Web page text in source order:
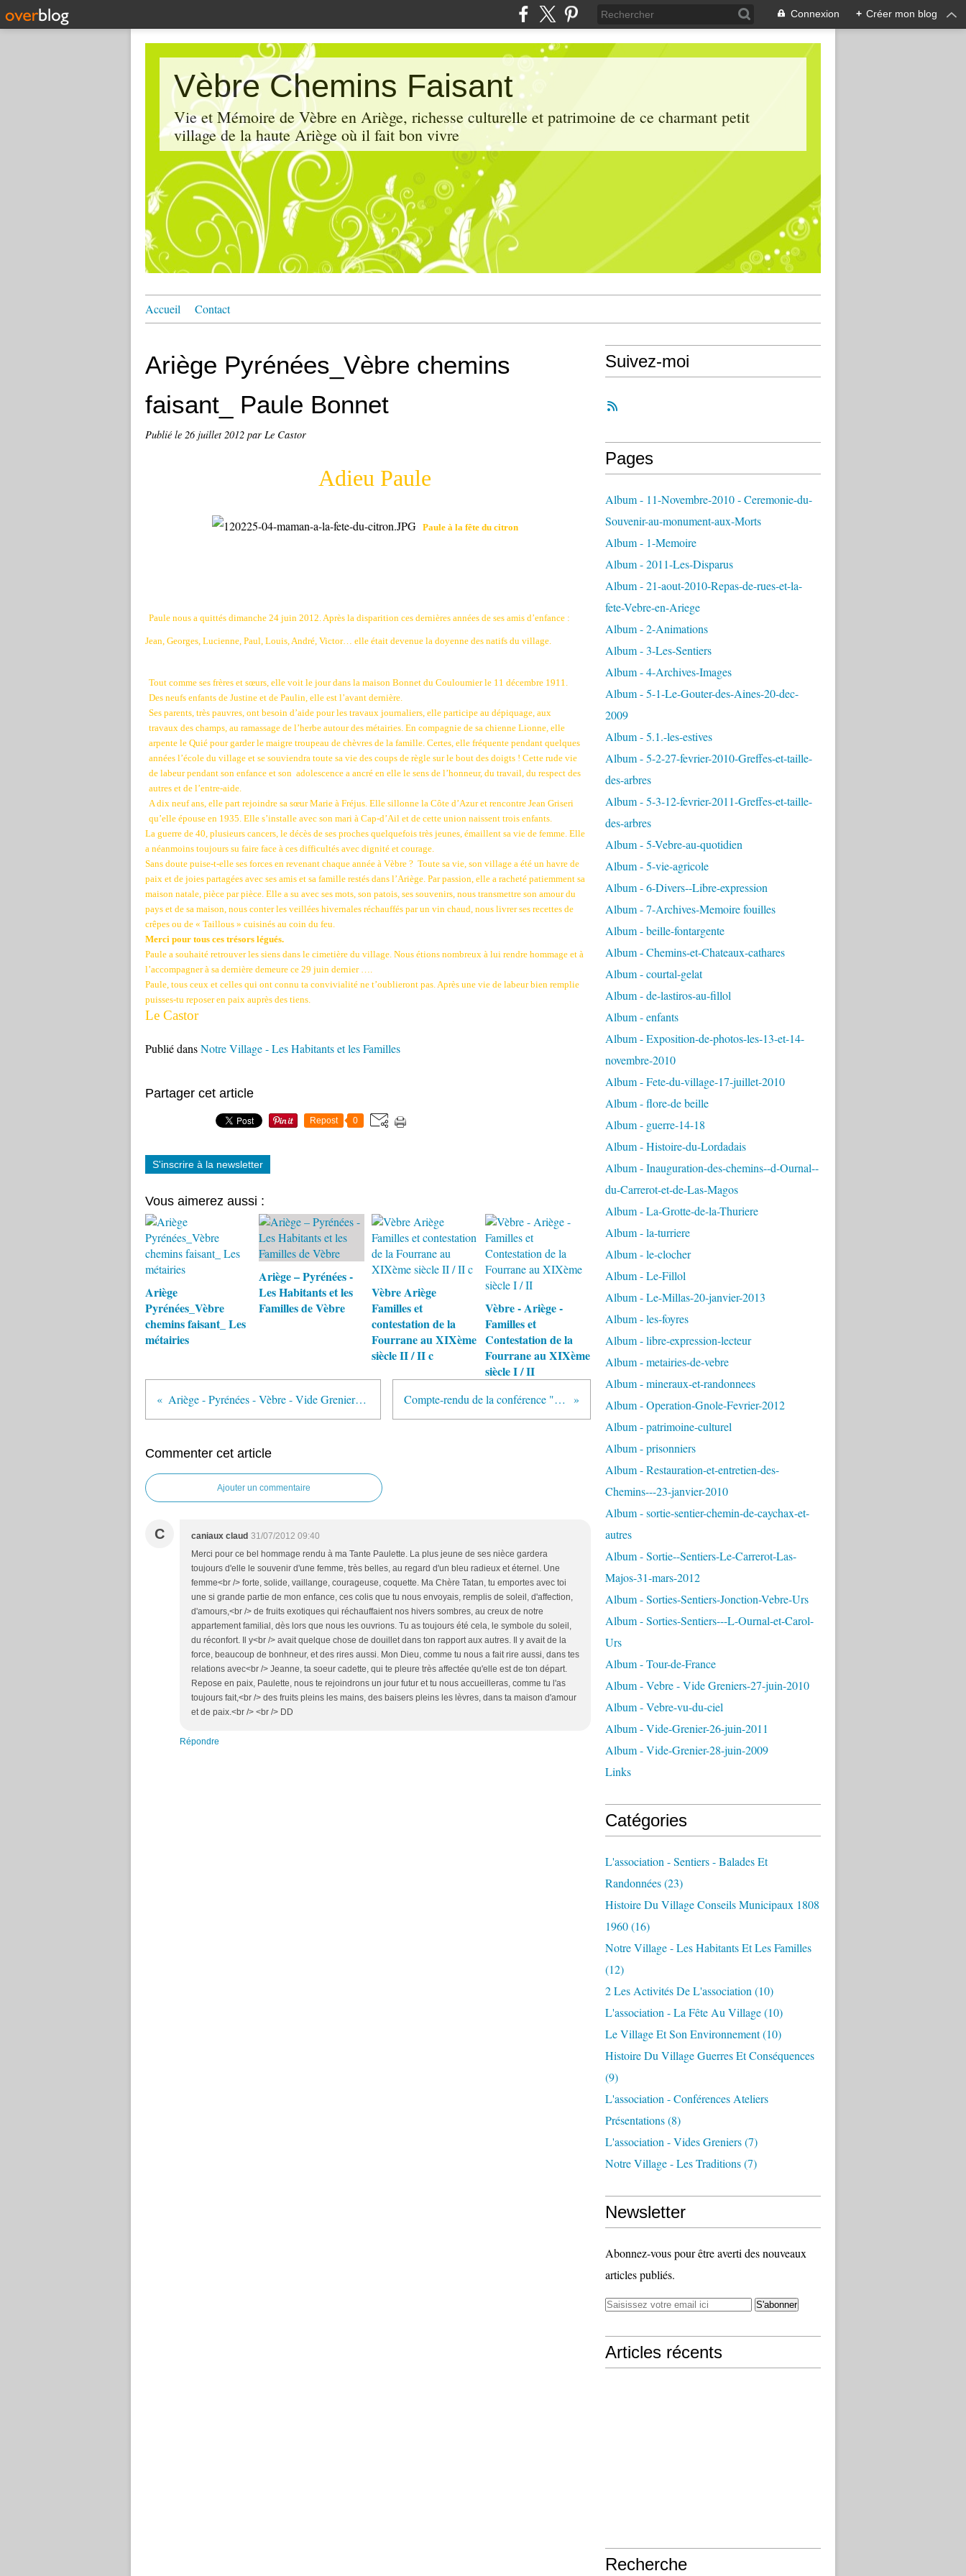
Connexion + Créer mon blog
Vèbre Chemins Faisant
Vie et Mémoire de Vèbre en Ariège, richesse culturelle et patrimoine de ce charmant petit
village de la haute Ariège où il fait bon vivre
Accueil Contact
Ariège Pyrénées_Vèbre chemins
faisant_ Paule Bonnet
Publié le 26 juillet 2012 par Le Castor
Adieu Paule
Paule à la fête du citron
Paule nous a quittés dimanche 24 juin 2012. Après la disparition ces dernières années de ses amis d’enfance :
Jean, Georges, Lucienne, Paul, Louis, André, Victor… elle était devenue la doyenne des natifs du village.
Tout comme ses frères et sœurs, elle voit le jour dans la maison Bonnet du Couloumier le 11 décembre 1911.
Des neufs enfants de Justine et de Paulin, elle est l’avant dernière.
Ses parents, très pauvres, ont besoin d’aide pour les travaux journaliers, elle participe au dépiquage, aux
travaux des champs, au ramassage de l’herbe autour des métairies. En compagnie de sa chienne Lionne, elle
arpente le Quié pour garder le maigre troupeau de chèvres de la famille. Certes, elle fréquente pendant quelques
années l’école du village et se souviendra toute sa vie des coups de règle sur le bout des doigts ! Cette rude vie
de labeur pendant son enfance et son adolescence a ancré en elle le sens de l’honneur, du travail, du respect des
autres et de l’entre-aide.
A dix neuf ans, elle part rejoindre sa sœur Marie à Fréjus. Elle sillonne la Côte d’Azur et rencontre Jean Griseri
qu’elle épouse en 1935. Elle s’installe avec son mari à Cap-d’Ail et de cette union naissent trois enfants.
La guerre de 40, plusieurs cancers, le décès de ses proches quelquefois très jeunes, émaillent sa vie de femme. Elle
a néanmoins toujours su faire face à ces difficultés avec dignité et courage.
Sans doute puise-t-elle ses forces en revenant chaque année à Vèbre ? Toute sa vie, son village a été un havre de
paix et de joies partagées avec ses amis et sa famille restés dans l’Ariège. Par passion, elle a racheté patiemment sa
maison natale, pièce par pièce. Elle a su avec ses mots, son patois, ses souvenirs, nous transmettre son amour du
pays et de sa maison, nous conter les veillées hivernales réchauffés par un vin chaud, nous livrer ses recettes de
crêpes ou de « Taillous » cuisinés au coin du feu.
Merci pour tous ces trésors légués.
Paule a souhaité retrouver les siens dans le cimetière du village. Nous étions nombreux à lui rendre hommage et à
l’accompagner à sa dernière demeure ce 29 juin dernier ….
Paule, tous ceux et celles qui ont connu ta convivialité ne t’oublieront pas. Après une vie de labeur bien remplie
puisses-tu reposer en paix auprès des tiens.
Le Castor
Publié dansNotre Village - Les Habitants et les Familles
Partager cet article
Repost 0
S'inscrire à la newsletter
Vous aimerez aussi :
Ariège
Pyrénées_Vèbre
chemins faisant_ Les
métairies
Ariège – Pyrénées -
Les Habitants et les
Familles de Vèbre
Vèbre Ariège
Familles et
contestation de la
Fourrane au XIXème
siècle II / II c
Vèbre - Ariège -
Familles et
Contestation de la
Fourrane au XIXème
siècle I / II
Ariège - Pyrénées - Vèbre - Vide Greniers - 1er Juillet 2012 Compte-rendu de la conférence "Les Wisigoths"
Commenter cet article
Ajouter un commentaire
C caniaux claud 31/07/2012 09:40
Merci pour ce bel hommage rendu à ma Tante Paulette. La plus jeune de ses nièce gardera
toujours d'elle le souvenir d'une femme, très belles, au regard d'un bleu radieux et éternel. Une
femme<br /> forte, solide, vaillange, courageuse, coquette. Ma Chère Tatan, tu emportes avec toi
une si grande partie de mon enfance, ces colis que tu nous envoyais, remplis de soleil, d'affection,
d'amours,<br /> de fruits exotiques qui réchauffaient nos hivers sombres, au creux de notre
appartement familial, dès lors que nous les ouvrions. Tu as toujours été cela, le symbole du soleil,
du réconfort. Il y<br /> avait quelque chose de douillet dans ton rapport aux autres. Il y avait de la
force, beaucoup de bonhneur, et des rires aussi. Mon Dieu, comme tu nous a fait rire aussi, dans tes
relations avec<br /> Jeanne, ta soeur cadette, qui te pleure très affectée qu'elle est de ton départ.
Repose en paix, Paulette, nous te rejoindrons un jour futur et tu nous accueilleras, comme tu l'as
toujours fait,<br /> des fruits pleins les mains, des baisers pleins les lèvres, dans ta maison d'amour
et de paix.<br /> <br /> DD
Répondre
Suivez-moi
Pages
Album - 11-Novembre-2010 - Ceremonie-du-
Souvenir-au-monument-aux-Morts
Album - 1-Memoire
Album - 2011-Les-Disparus
Album - 21-aout-2010-Repas-de-rues-et-la-
fete-Vebre-en-Ariege
Album - 2-Animations
Album - 3-Les-Sentiers
Album - 4-Archives-Images
Album - 5-1-Le-Gouter-des-Aines-20-dec-
2009
Album - 5.1.-les-estives
Album - 5-2-27-fevrier-2010-Greffes-et-taille-
des-arbres
Album - 5-3-12-fevrier-2011-Greffes-et-taille-
des-arbres
Album - 5-Vebre-au-quotidien
Album - 5-vie-agricole
Album - 6-Divers--Libre-expression
Album - 7-Archives-Memoire fouilles
Album - beille-fontargente
Album - Chemins-et-Chateaux-cathares
Album - courtal-gelat
Album - de-lastiros-au-fillol
Album - enfants
Album - Exposition-de-photos-les-13-et-14-
novembre-2010
Album - Fete-du-village-17-juillet-2010
Album - flore-de beille
Album - guerre-14-18
Album - Histoire-du-Lordadais
Album - Inauguration-des-chemins--d-Ournal--
du-Carrerot-et-de-Las-Magos
Album - La-Grotte-de-la-Thuriere
Album - la-turriere
Album - le-clocher
Album - Le-Fillol
Album - Le-Millas-20-janvier-2013
Album - les-foyres
Album - libre-expression-lecteur
Album - metairies-de-vebre
Album - mineraux-et-randonnees
Album - Operation-Gnole-Fevrier-2012
Album - patrimoine-culturel
Album - prisonniers
Album - Restauration-et-entretien-des-
Chemins---23-janvier-2010
Album - sortie-sentier-chemin-de-caychax-et-
autres
Album - Sortie--Sentiers-Le-Carrerot-Las-
Majos-31-mars-2012
Album - Sorties-Sentiers-Jonction-Vebre-Urs
Album - Sorties-Sentiers---L-Ournal-et-Carol-
Urs
Album - Tour-de-France
Album - Vebre - Vide Greniers-27-juin-2010
Album - Vebre-vu-du-ciel
Album - Vide-Grenier-26-juin-2011
Album - Vide-Grenier-28-juin-2009
Links
Catégories
L'association - Sentiers - Balades Et
Randonnées(23)
Histoire Du Village Conseils Municipaux 1808
1960(16)
Notre Village - Les Habitants Et Les Familles
(12)
2 Les Activités De L'association (10)
L'association - La Fête Au Village(10)
Le Village Et Son Environnement(10)
Histoire Du Village Guerres Et Conséquences
(9)
L'association - Conférences Ateliers
Présentations(8)
L'association - Vides Greniers(7)
Notre Village - Les Traditions(7)
Newsletter
Abonnez-vous pour être averti des nouveaux
articles publiés.
Articles récents
Recherche